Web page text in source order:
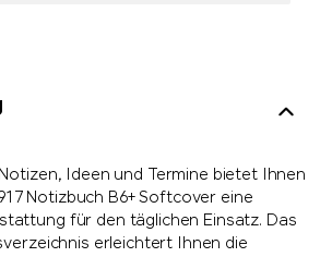
Ideen und Termine bietet Ihnen
Notizbuch B6+ Softcover eine
für den täglichen Einsatz. Das
erleichtert Ihnen die